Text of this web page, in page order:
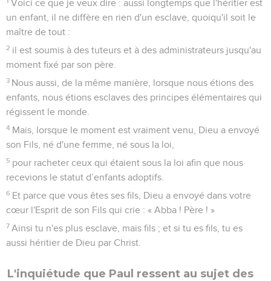
Voici ce que je veux dire : aussi longtemps que l'héritier est
un enfant, il ne diffère en rien d'un esclave, quoiqu'il soit le
maître de tout :
2 il est soumis à des tuteurs et à des administrateurs jusqu'au
moment fixé par son père.
3 Nous aussi, de la même manière, lorsque nous étions des
enfants, nous étions esclaves des principes élémentaires qui
régissent le monde.
4 Mais, lorsque le moment est vraiment venu, Dieu a envoyé
son Fils, né d'une femme, né sous la loi,
5 pour racheter ceux qui étaient sous la loi afin que nous
recevions le statut d’enfants adoptifs.
6 Et parce que vous êtes ses fils, Dieu a envoyé dans votre
cœur l'Esprit de son Fils qui crie : « Abba ! Père ! »
7 Ainsi tu n'es plus esclave, mais fils ; et si tu es fils, tu es
aussi héritier de Dieu par Christ.
L'inquiétude que Paul ressent au sujet des